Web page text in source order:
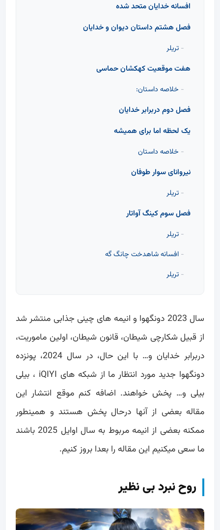
افسانه خدایان متحد شده
فصل هشتم داستان دیوان و خدایان
تریلر
هفت موقعیت کهکشان حماسی
خلاصه داستان:
فصل دوم دربرابر خدایان
یک لحظه اما برای همیشه
خلاصه داستان
نیروانای سوار طوفان
تریلر
فصل سوم کینگ آواتار
تریلر
افسانه شاهدخت چانگ گه
تریلر
سال 2023 دونگهوا و انیمه های چینی جذابی منتشر شد
از قبیل شکارچی شیطان، قانون شیطان، اولین ماموریت،
دربرابر خدایان و… با این حال، در سال 2024، پونزده
دونگهوا جدید مورد انتظار ما از شبکه های iQIYI ، بیلی
بیلی و… پخش خواهند. اضافه کنم موقع انتشار این
مقاله بعضی از آنها درحال پخش هستند و همینطور
ممکنه بعضی از انیمه مربوط به سال اوایل 2025 باشند
ما سعی میکنیم این مقاله را بعدا بروز کنیم.
روح نبرد بی نظیر